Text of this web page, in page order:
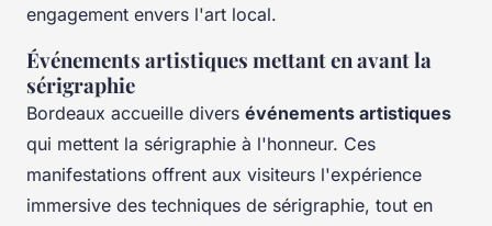
engagement envers l'art local.
Événements artistiques mettant en avant la
sérigraphie
Bordeaux accueille divers événements artistiques
qui mettent la sérigraphie à l'honneur. Ces
manifestations offrent aux visiteurs l'expérience
immersive des techniques de sérigraphie, tout en